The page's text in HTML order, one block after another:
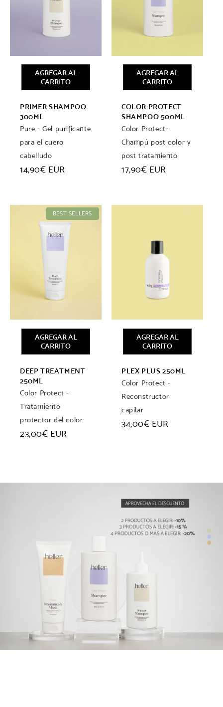
PRIMER SHAMPOO
300ML
Pure - Gel purificante
para el cuero
cabelludo
Precio
14,90€ EUR
AGREGAR AL
CARRITO
COLOR PROTECT
SHAMPOO 500ML
Color Protect-
Champú post color y
post tratamiento
Precio
17,90€ EUR
AGREGAR AL
CARRITO
BEST SELLERS
DEEP TREATMENT
250ML
Color Protect -
Tratamiento
protector del color
Precio
23,00€ EUR
AGREGAR AL
CARRITO
PLEX PLUS 250ML
Color Protect -
Reconstructor
capilar
Precio
34,00€ EUR
AGREGAR AL
CARRITO